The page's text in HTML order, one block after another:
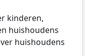
kinderen,
huishoudens
huishoudens